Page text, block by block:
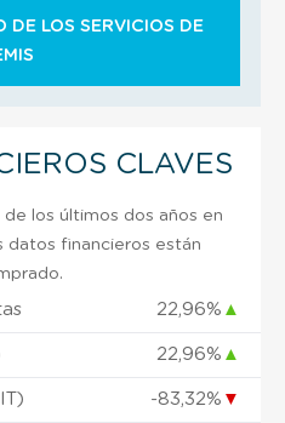
DE LOS SERVICIOS DE
CLAVES
los últimos dos años en
datos financieros están
22,96% ▲
22,96% ▲
-83,32% ▼